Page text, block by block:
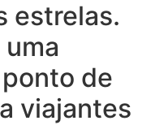
estrelas.
uma
de
viajantes